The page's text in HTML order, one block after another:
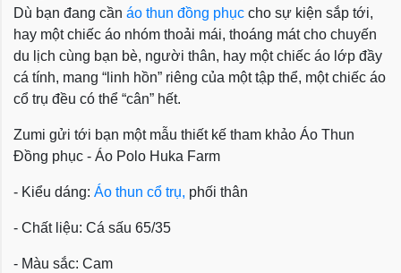
Dù bạn đang cần áo thun đồng phục cho sự kiện sắp tới,
hay một chiếc áo nhóm thoải mái, thoáng mát cho chuyến
du lịch cùng bạn bè, người thân, hay một chiếc áo lớp đầy
cá tính, mang “linh hồn” riêng của một tập thể, một chiếc áo
cổ trụ đều có thể “cân” hết.
Zumi gửi tới bạn một mẫu thiết kế tham khảo Áo Thun
Đồng phục - Áo Polo Huka Farm
- Kiểu dáng: Áo thun cổ trụ, phối thân
- Chất liệu: Cá sấu 65/35
- Màu sắc: Cam